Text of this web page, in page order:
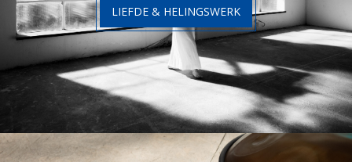
LIEFDE & HELINGSWERK